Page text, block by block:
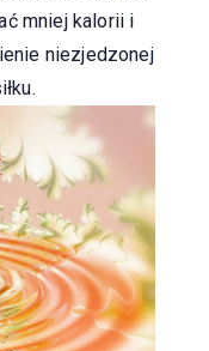
mniej kalorii i
niezjedzonej